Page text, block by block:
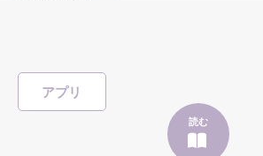
アプリ
読む
✨.ﾟ･*..☆.｡.:*✨.☆.｡.:. *:ﾟ✨.ﾟ･*..☆.｡.:*✨
そして光を巡ってライバルも登場！？
「貴方なんかに光先輩は渡しませんから。」
「瑠莉に一目惚れしたんだよ……悪いかよ」